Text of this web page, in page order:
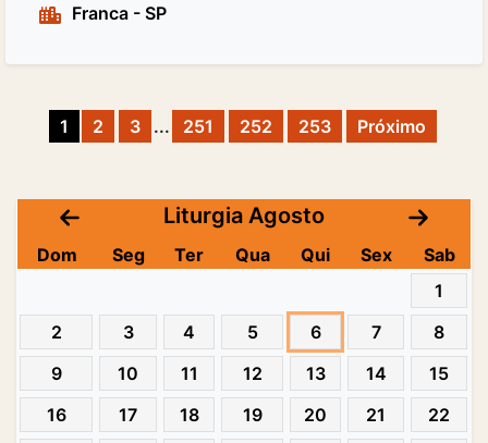
Franca - SP
1 2 3 ... 251 252 253 Próximo
Liturgia Agosto
Dom Seg Ter Qua Qui Sex
Sab
1
2
3 4 5 6 7
8
9
10 11 12 13 14
15
16
17 18 19 20 21
22